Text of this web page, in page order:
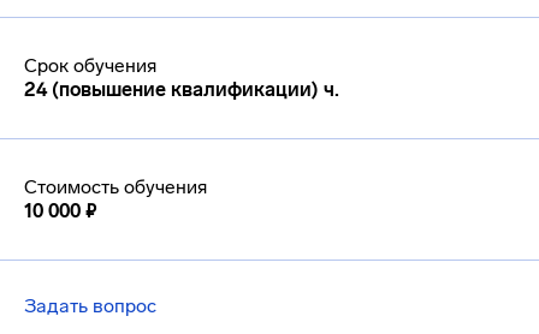
Срок обучения
24 (повышение квалификации) ч.
Стоимость обучения
10 000 ₽
Задать вопрос